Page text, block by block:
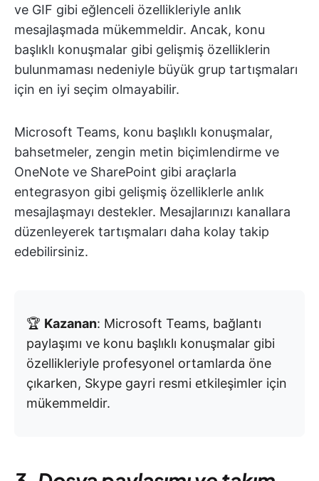
ve GIF gibi eğlenceli özellikleriyle anlık
mesajlaşmada mükemmeldir. Ancak, konu
başlıklı konuşmalar gibi gelişmiş özelliklerin
bulunmaması nedeniyle büyük grup tartışmaları
için en iyi seçim olmayabilir.
Microsoft Teams, konu başlıklı konuşmalar,
bahsetmeler, zengin metin biçimlendirme ve
OneNote ve SharePoint gibi araçlarla
entegrasyon gibi gelişmiş özelliklerle anlık
mesajlaşmayı destekler. Mesajlarınızı kanallara
düzenleyerek tartışmaları daha kolay takip
edebilirsiniz.
🏆 Kazanan: Microsoft Teams, bağlantı
paylaşımı ve konu başlıklı konuşmalar gibi
özellikleriyle profesyonel ortamlarda öne
çıkarken, Skype gayri resmi etkileşimler için
mükemmeldir.